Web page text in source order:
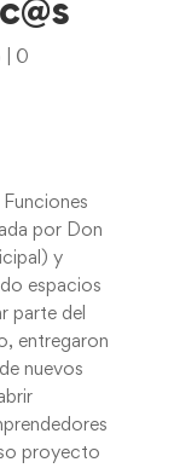
0
Funciones
por Don
y
espacios
parte del
entregaron
nuevos
proyecto